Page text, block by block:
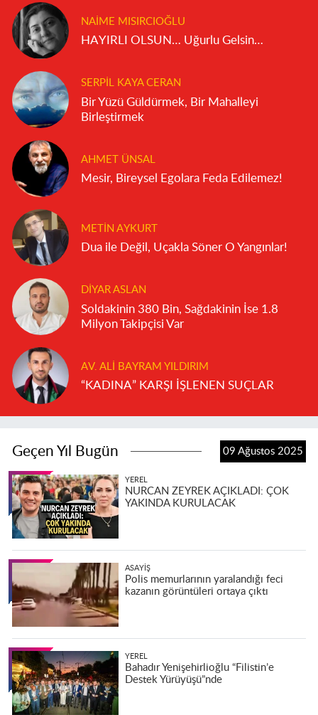
NAIME MISIRCIOĞLU
HAYIRLI OLSUN… Uğurlu Gelsin…
SERPIL KAYA CERAN
Bir Yüzü Güldürmek, Bir Mahalleyi
Birleştirmek
AHMET ÜNSAL
Mesir, Bireysel Egolara Feda Edilemez!
METIN AYKURT
Dua ile Değil, Uçakla Söner O Yangınlar!
DIYAR ASLAN
Soldakinin 380 Bin, Sağdakinin İse 1.8
Milyon Takipçisi Var
AV. ALI BAYRAM YILDIRIM
“KADINA” KARŞI İŞLENEN SUÇLAR
Geçen Yıl Bugün 09 Ağustos 2025
YEREL
NURCAN ZEYREK AÇIKLADI: ÇOK
YAKINDA KURULACAK
ASAYIŞ
Polis memurlarının yaralandığı feci
kazanın görüntüleri ortaya çıktı
YEREL
Bahadır Yenişehirlioğlu “Filistin’e
Destek Yürüyüşü”nde